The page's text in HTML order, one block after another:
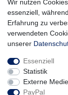
Impressum
Service
Zahlungsarten
Lieferung und
Unternehmen
Über uns
Karriere
Wir nutzen
essenziell,
Erfahrung zu
verwendeten
unserer
Essenziell
Statistik
Externe
PayPal